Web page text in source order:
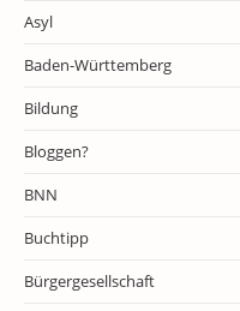
Asyl
Baden-Württemberg
Bildung
Bloggen?
BNN
Buchtipp
Bürgergesellschaft